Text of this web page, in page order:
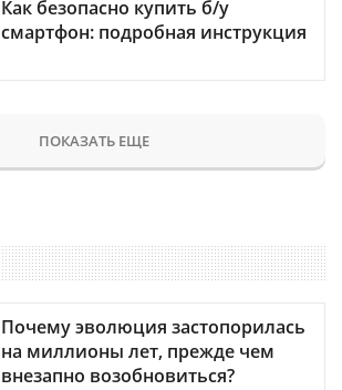
Как безопасно купить б/у
смартфон: подробная инструкция
ПОКАЗАТЬ ЕЩЕ
Почему эволюция застопорилась
на миллионы лет, прежде чем
внезапно возобновиться?